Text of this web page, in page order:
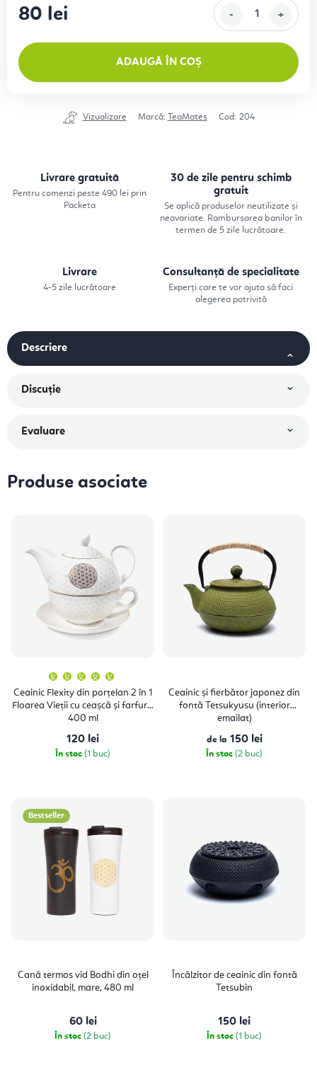
80 lei
ADAUGĂ ÎN COȘ
Vizualizare Marcă: TeaMates Cod: 204
Livrare gratuită
Pentru comenzi peste 490 lei prin
Packeta
30 de zile pentru schimb
gratuit
Se aplică produselor neutilizate și
neavariate. Rambursarea banilor în
termen de 5 zile lucrătoare.
Livrare
4-5 zile lucrătoare
Consultanță de specialitate
Experți care te vor ajuta să faci
alegerea potrivită
Descriere
Discuţie
Evaluare
Produse asociate
Ceainic Flexity din porțelan 2 în 1
Floarea Vieții cu ceașcă și farfurie
400 ml
a
produsului
este
120 lei
În stoc (1 buc)
Ceainic și fierbător japonez din
fontă Tetsukyusu (interior
emailat)
de la 150 lei
În stoc (2 buc)
Bestseller
Cană termos vid Bodhi din oțel
inoxidabil, mare, 480 ml
60 lei
În stoc (2 buc)
Încălzitor de ceainic din fontă
Tetsubin
150 lei
În stoc (1 buc)